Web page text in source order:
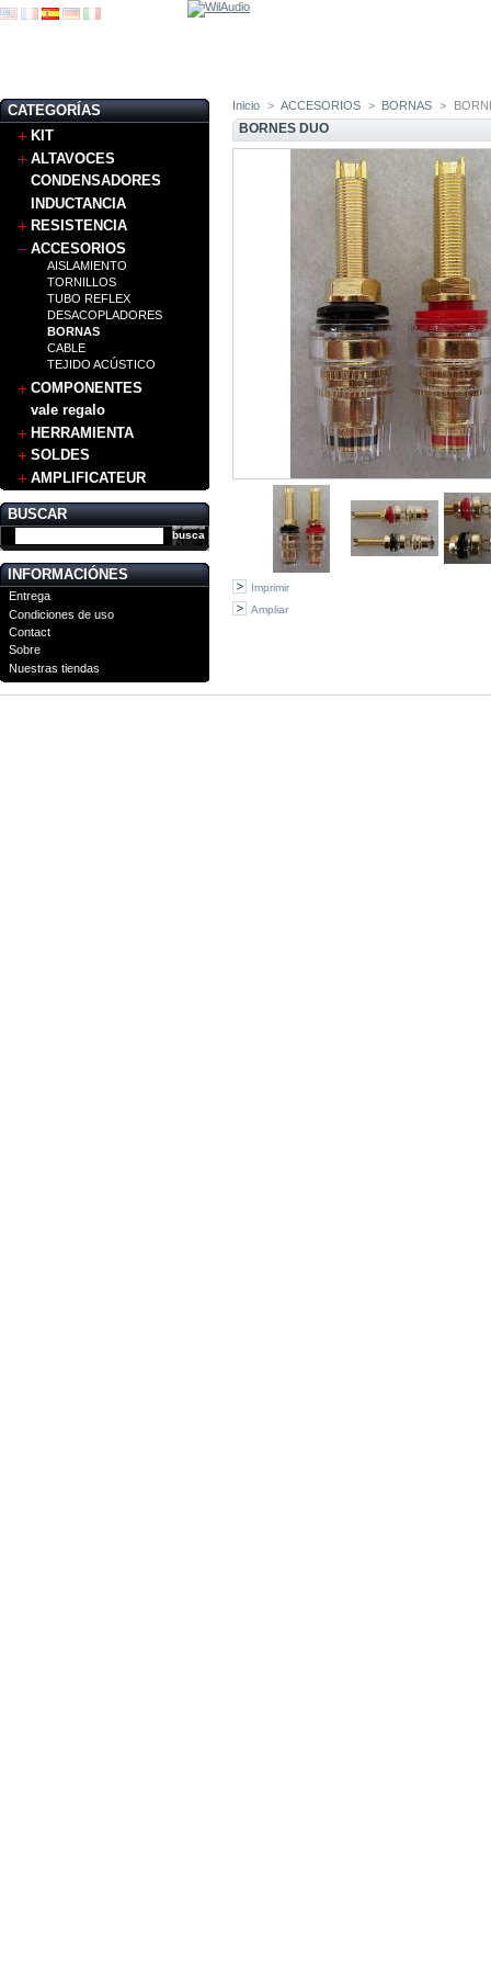
CATEGORÍAS
KIT
ALTAVOCES
CONDENSADORES
INDUCTANCIA
RESISTENCIA
ACCESORIOS
AISLAMIENTO
TORNILLOS
TUBO REFLEX
DESACOPLADORES
BORNAS
CABLE
TEJIDO ACÚSTICO
COMPONENTES
vale regalo
HERRAMIENTA
SOLDES
AMPLIFICATEUR
BUSCAR
INFORMACIÓNES
Entrega
Condiciones de uso
Contact
Sobre
Nuestras tiendas
Inicio > ACCESORIOS > BORNAS >
BORNES DUO
Imprimir
Ampliar